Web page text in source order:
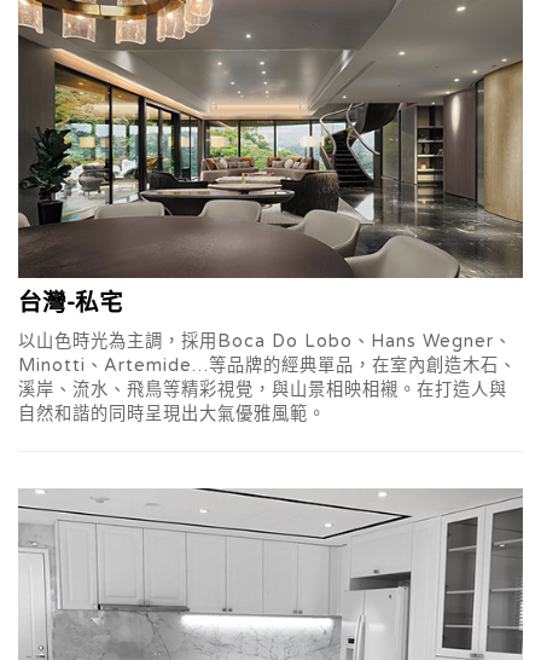
台灣-私宅
以山色時光為主調，採用Boca Do Lobo、Hans Wegner、
Minotti、Artemide…等品牌的經典單品，在室內創造木石、
溪岸、流水、飛鳥等精彩視覺，與山景相映相襯。在打造人與
自然和諧的同時呈現出大氣優雅風範。